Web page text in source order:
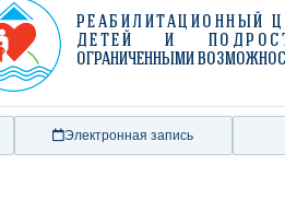
РЕАБИЛИТАЦИОННЫЙ
ДЕТЕЙ И
ОГРАНИЧЕННЫМИ
Электронная запись